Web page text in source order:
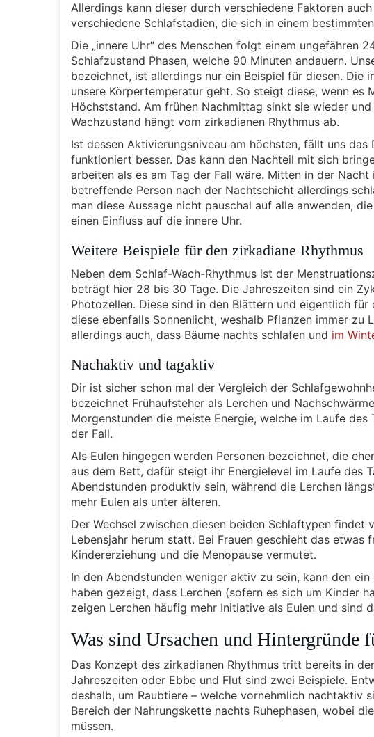
Allerdings kann dieser durch verschiedene Faktoren
verschiedene Schlafstadien, die sich in einem
Die „innere Uhr“ des Menschen folgt einem ungefähren
Schlafzustand Phasen, welche 90 Minuten andauern.
bezeichnet, ist allerdings nur ein Beispiel für diesen. Die
unsere Körpertemperatur geht. So steigt diese, wenn
Höchststand. Am frühen Nachmittag sinkt sie wieder
Wachzustand hängt vom zirkadianen Rhythmus ab.
Ist dessen Aktivierungsniveau am höchsten, fällt uns
funktioniert besser. Das kann den Nachteil mit sich
arbeiten als es am Tag der Fall wäre. Mitten in der
betreffende Person nach der Nachtschicht allerdings
man diese Aussage nicht pauschal auf alle anwenden,
einen Einfluss auf die innere Uhr.
Weitere Beispiele für den zirkadiane Rhythmus
Neben dem Schlaf-Wach-Rhythmus ist der
beträgt hier 28 bis 30 Tage. Die Jahreszeiten sind ein
Photozellen. Diese sind in den Blättern und eigentlich
diese ebenfalls Sonnenlicht, weshalb Pflanzen immer
allerdings auch, dass Bäume nachts schlafen und im
Nachaktiv und tagaktiv
Dir ist sicher schon mal der Vergleich der
bezeichnet Frühaufsteher als Lerchen und
Morgenstunden die meiste Energie, welche im Laufe
der Fall.
Als Eulen hingegen werden Personen bezeichnet, die
aus dem Bett, dafür steigt ihr Energielevel im Laufe des
Abendstunden produktiv sein, während die Lerchen
mehr Eulen als unter älteren.
Der Wechsel zwischen diesen beiden Schlaftypen findet
Lebensjahr herum statt. Bei Frauen geschieht das
Kindererziehung und die Menopause vermutet.
In den Abendstunden weniger aktiv zu sein, kann den
haben gezeigt, dass Lerchen (sofern es sich um Kinder
zeigen Lerchen häufig mehr Initiative als Eulen und sind
Was sind Ursachen und Hintergründe
Das Konzept des zirkadianen Rhythmus tritt bereits in
Jahreszeiten oder Ebbe und Flut sind zwei Beispiele.
deshalb, um Raubtiere – welche vornehmlich nachtaktiv
Bereich der Nahrungskette nachts Ruhephasen, wobei
müssen.